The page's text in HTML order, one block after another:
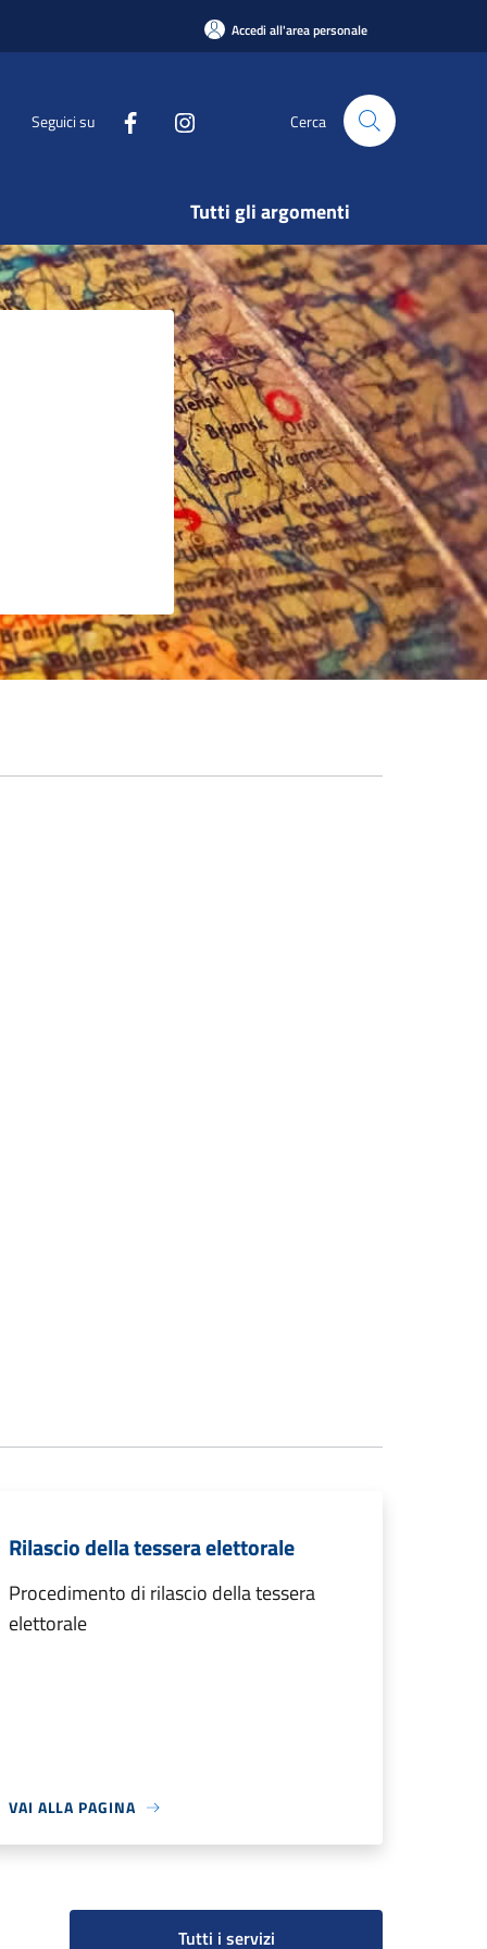
Accedi all'area personale
Seguici su Cerca
Tutti gli argomenti
Rilascio della tessera elettorale
Procedimento di rilascio della tessera
elettorale
VAI ALLA PAGINA
Tutti i servizi